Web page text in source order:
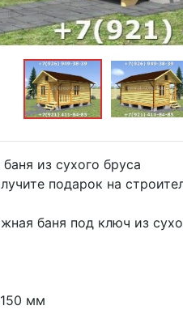
из сухого бруса
подарок на
баня под ключ из
мм